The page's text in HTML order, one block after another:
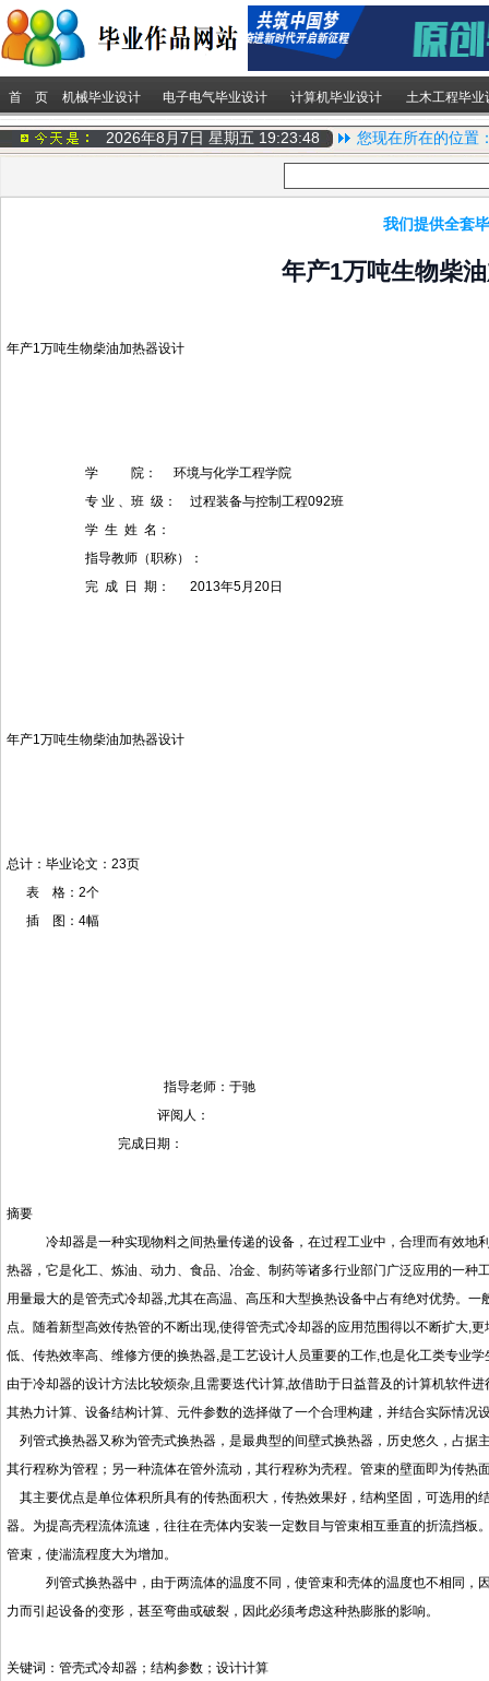
首 页 机械毕业设计 电子电气毕业设计 计算机毕业设计 土木工程毕业
2026年8月7日 星期五 19:23:49 您现在所在的位置
我们提供全套
年产1万吨生物柴
年产1万吨生物柴油加热器设计
学 院： 环境与化学工程学院
专 业 、班 级： 过程装备与控制工程092班
学 生 姓 名：
指导教师（职称）：
完 成 日 期： 2013年5月20日
年产1万吨生物柴油加热器设计
总计：毕业论文：23页
表 格：2个
插 图：4幅
指导老师：于驰
评阅人：
完成日期：
摘要
冷却器是一种实现物料之间热量传递的设备，在过程工业中，合理而有效地利
热器，它是化工、炼油、动力、食品、冶金、制药等诸多行业部门广泛应用的一
用量最大的是管壳式冷却器,尤其在高温、高压和大型换热设备中占有绝对优势。
点。随着新型高效传热管的不断出现,使得管壳式冷却器的应用范围得以不断扩大,
低、传热效率高、维修方便的换热器,是工艺设计人员重要的工作,也是化工类专业
由于冷却器的设计方法比较烦杂,且需要迭代计算,故借助于日益普及的计算机软件
其热力计算、设备结构计算、元件参数的选择做了一个合理构建，并结合实际情况
列管式换热器又称为管壳式换热器，是最典型的间壁式换热器，历史悠久，占据
其行程称为管程；另一种流体在管外流动，其行程称为壳程。管束的壁面即为传热
其主要优点是单位体积所具有的传热面积大，传热效果好，结构坚固，可选用的
器。为提高壳程流体流速，往往在壳体内安装一定数目与管束相互垂直的折流挡
管束，使湍流程度大为增加。
列管式换热器中，由于两流体的温度不同，使管束和壳体的温度也不相同，
力而引起设备的变形，甚至弯曲或破裂，因此必须考虑这种热膨胀的影响。
关键词：管壳式冷却器；结构参数；设计计算